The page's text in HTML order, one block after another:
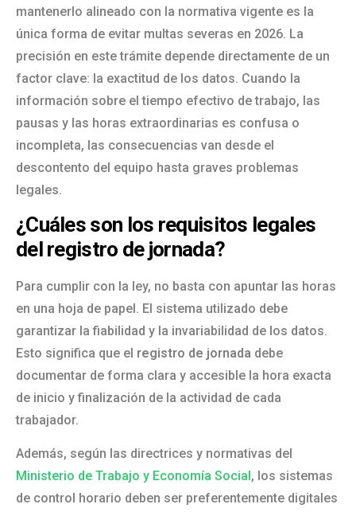
mantenerlo alineado con la normativa vigente es la
única forma de evitar multas severas en 2026. La
precisión en este trámite depende directamente de un
factor clave: la exactitud de los datos. Cuando la
información sobre el tiempo efectivo de trabajo, las
pausas y las horas extraordinarias es confusa o
incompleta, las consecuencias van desde el
descontento del equipo hasta graves problemas
legales.
¿Cuáles son los requisitos legales
del registro de jornada?
Para cumplir con la ley, no basta con apuntar las horas
en una hoja de papel. El sistema utilizado debe
garantizar la fiabilidad y la invariabilidad de los datos.
Esto significa que el registro de jornada debe
documentar de forma clara y accesible la hora exacta
de inicio y finalización de la actividad de cada
trabajador.
Además, según las directrices y normativas del
Ministerio de Trabajo y Economía Social , los sistemas
de control horario deben ser preferentemente digitales